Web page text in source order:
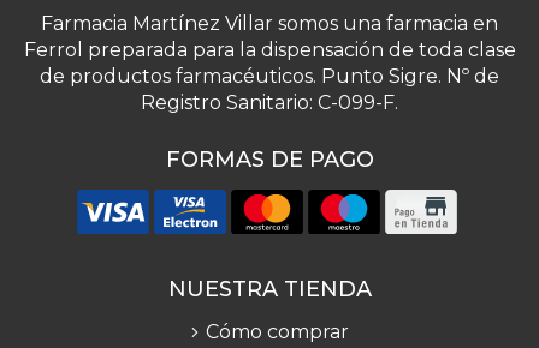
Farmacia Martínez Villar somos una farmacia en
Ferrol preparada para la dispensación de toda clase
de productos farmacéuticos. Punto Sigre. Nº de
Registro Sanitario: C-099-F.
FORMAS DE PAGO
NUESTRA TIENDA
Cómo comprar